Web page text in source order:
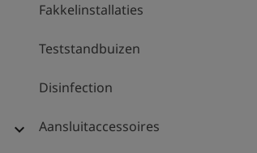
Fakkelinstallaties
Teststandbuizen
Disinfection
expand_more Aansluitaccessoires